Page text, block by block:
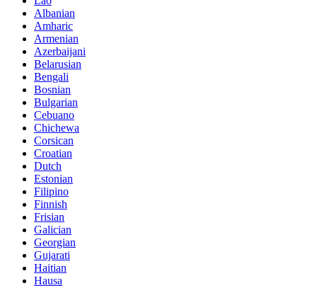
Albanian
Amharic
Armenian
Azerbaijani
Belarusian
Bengali
Bosnian
Bulgarian
Cebuano
Chichewa
Corsican
Croatian
Dutch
Estonian
Filipino
Finnish
Frisian
Galician
Georgian
Gujarati
Haitian
Hausa